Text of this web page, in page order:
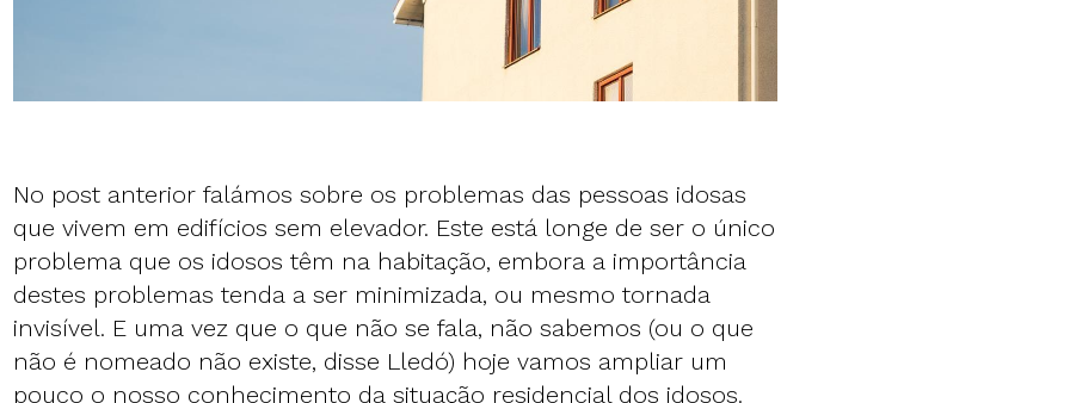
No post anterior falámos sobre os problemas das pessoas idosas
que vivem em edifícios sem elevador. Este está longe de ser o único
problema que os idosos têm na habitação, embora a importância
destes problemas tenda a ser minimizada, ou mesmo tornada
invisível. E uma vez que o que não se fala, não sabemos (ou o que
não é nomeado não existe, disse Lledó) hoje vamos ampliar um
pouco o nosso conhecimento da situação residencial dos idosos.